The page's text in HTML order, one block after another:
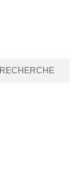
RECHERCHE